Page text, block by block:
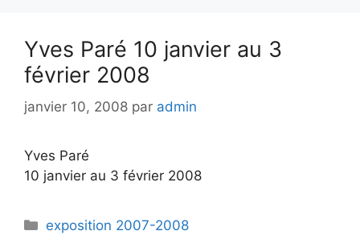
Yves Paré 10 janvier au 3
février 2008
janvier 10, 2008 par admin
Yves Paré
10 janvier au 3 février 2008
exposition 2007-2008